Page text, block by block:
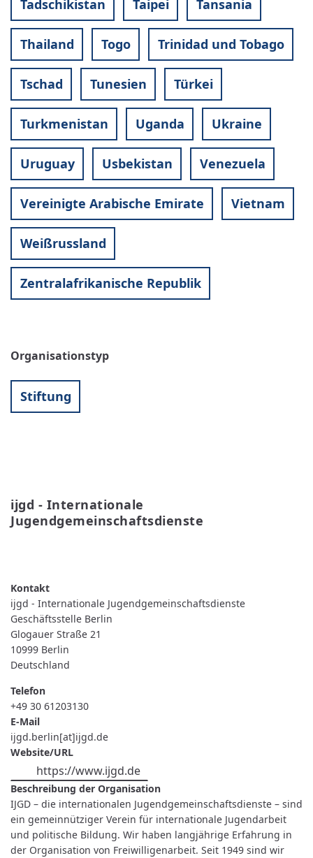
Tadschikistan Taipei Tansania
Thailand Togo Trinidad und Tobago
Tschad Tunesien Türkei
Turkmenistan Uganda Ukraine
Uruguay Usbekistan Venezuela
Vereinigte Arabische Emirate Vietnam
Weißrussland
Zentralafrikanische Republik
Organisationstyp
Stiftung
ijgd - Internationale
Jugendgemeinschaftsdienste
JUGENDGEMEINSCHAFTSDIENSTE
ijgd - Internationale Jugendgemeinschaftsdienste
Geschäftsstelle Berlin
Glogauer Straße 21
10999 Berlin
Deutschland
Telefon
+49 30 61203130
E-Mail
ijgd.berlin[at]ijgd.de
Website/URL
https://www.ijgd.de
Beschreibung der Organisation
IJGD – die internationalen Jugendgemeinschaftsdienste – sind
ein gemeinnütziger Verein für internationale Jugendarbeit
und politische Bildung. Wir haben langjährige Erfahrung in
der Organisation von Freiwilligenarbeit. Seit 1949 sind wir